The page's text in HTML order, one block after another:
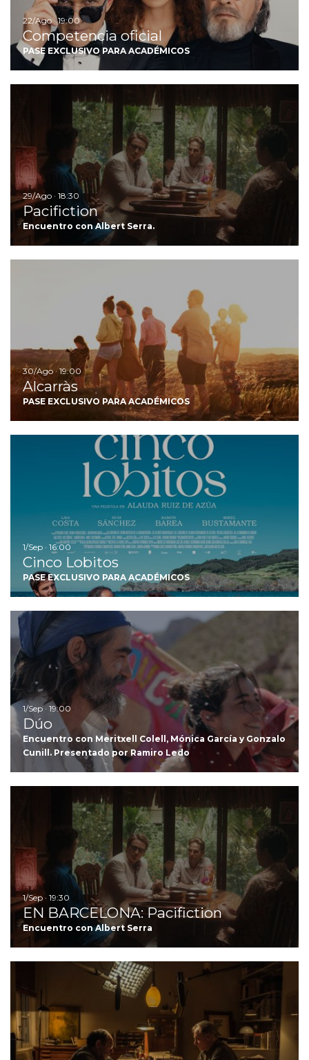
22/Ago · 19:00
Competencia oficial
PASE EXCLUSIVO PARA ACADÉMICOS
29/Ago · 18:30
Pacifiction
Encuentro con Albert Serra.
30/Ago · 19:00
Alcarràs
PASE EXCLUSIVO PARA ACADÉMICOS
1/Sep · 16:00
Cinco Lobitos
PASE EXCLUSIVO PARA ACADÉMICOS
1/Sep · 19:00
Dúo
Encuentro con Meritxell Colell, Mónica García y Gonzalo
Cunill. Presentado por Ramiro Ledo
1/Sep · 19:30
EN BARCELONA: Pacifiction
Encuentro con Albert Serra